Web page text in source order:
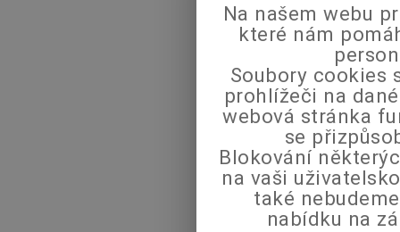
Na našem webu
které nám
Soubory cookies
prohlížeči na
webová stránka
se
Blokování
na vaši
také
nabídku na